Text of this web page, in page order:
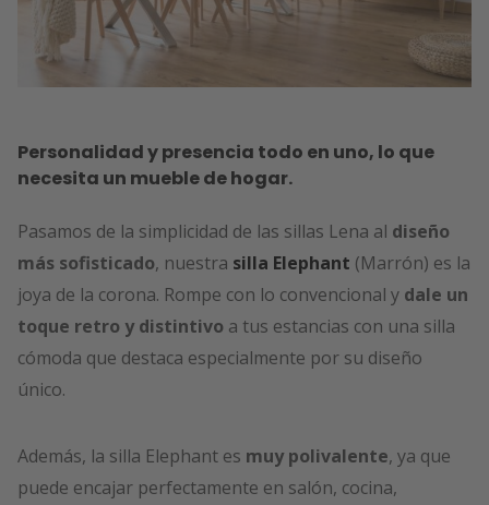
Personalidad y presencia todo en uno, lo que
necesita un mueble de hogar.
Pasamos de la simplicidad de las sillas Lena al diseño
más sofisticado, nuestra silla Elephant (Marrón) es la
joya de la corona. Rompe con lo convencional y dale un
toque retro y distintivo a tus estancias con una silla
cómoda que destaca especialmente por su diseño
único.
Además, la silla Elephant es muy polivalente, ya que
puede encajar perfectamente en salón, cocina,